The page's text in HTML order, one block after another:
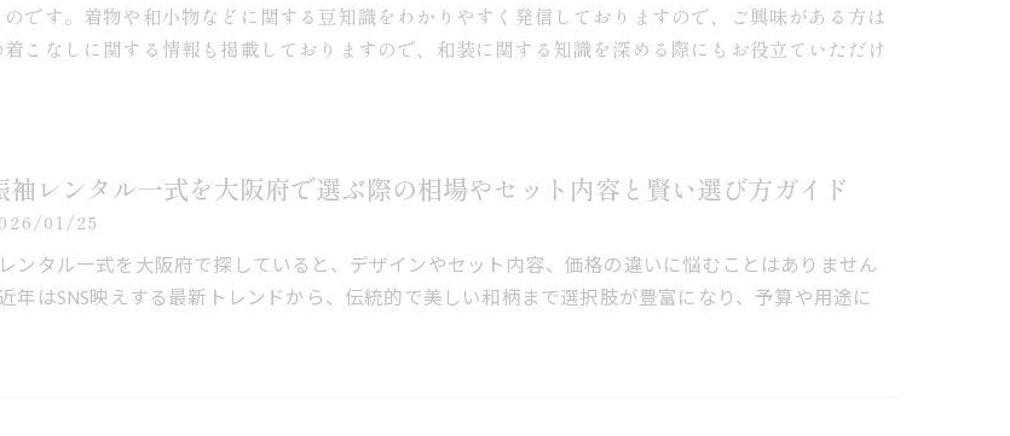
です。着物や和小物などに関する豆知識をわかりやすく発信しておりますので、ご興味がある方は
こなしに関する情報も掲載しておりますので、和装に関する知識を深める際にもお役立ていただけ
袖レンタル一式を大阪府で選ぶ際の相場やセット内容と賢い選び方ガイド
01/25
ンタル一式を大阪府で探していると、デザインやセット内容、価格の違いに悩むことはありません
年はSNS映えする最新トレンドから、伝統的で美しい和柄まで選択肢が豊富になり、予算や用途に